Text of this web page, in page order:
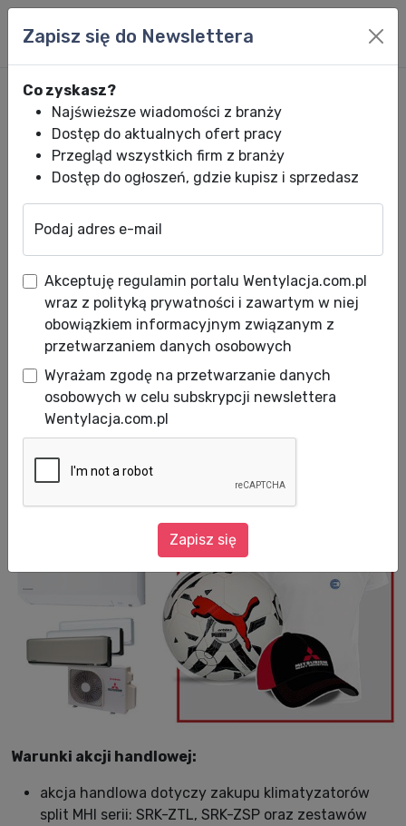
Promocja klimatyzatorów
Mitsubishi Heavy Industries
Data publikacji: 26.06.2026
Kupuj klimatyzatory Mitsubishi Heavy
wakacyjny Zestaw Sportowy za 1 PLN
Warunki akcji handlowej:
akcja handlowa dotyczy zakupu klimatyzatorów
split MHI serii: SRK-ZTL, SRK-ZSP oraz zestawów
Zapisz się do Newslettera
Co zyskasz?
Najświeższe wiadomości z branży
Dostęp do aktualnych ofert pracy
Przegląd wszystkich firm z branży
Dostęp do ogłoszeń, gdzie kupisz i sprzedasz
Podaj adres e-mail
Akceptuję regulamin portalu Wentylacja.com.pl
wraz z polityką prywatności i zawartym w niej
obowiązkiem informacyjnym związanym z
przetwarzaniem danych osobowych
Wyrażam zgodę na przetwarzanie danych
osobowych w celu subskrypcji newslettera
Wentylacja.com.pl
Zapisz się